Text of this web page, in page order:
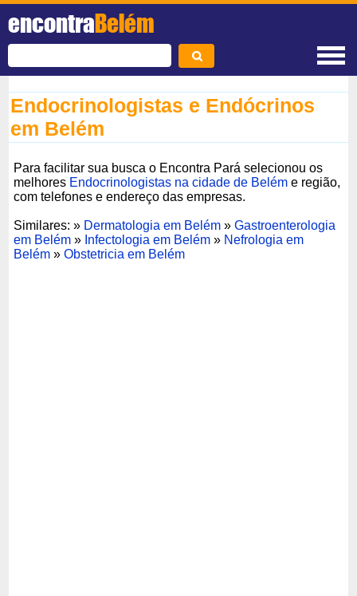
encontraBelém
Endocrinologistas e Endócrinos
em Belém
Para facilitar sua busca o Encontra Pará selecionou os
melhores Endocrinologistas na cidade de Belém e região,
com telefones e endereço das empresas.
Similares: » Dermatologia em Belém »Gastroenterologia
em Belém » Infectologia em Belém » Nefrologia em
Belém »Obstetricia em Belém